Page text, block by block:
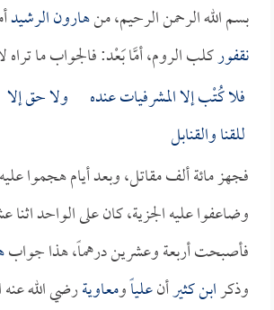
بسم الله الرحمن الرحيم، منهارون الرشيد
نقفوركلب الروم، أمَّا بَعْد: فالجواب ما تراه
فلا كُتْب إلا المشرفيات عنده ولا حق إلا
للقنا والقنابل
فجهز مائة ألف مقاتل، وبعد أيام هجموا عليه
وضاعفوا عليه الجزية، كان على الواحد اثنا
فأصبحت أربعة وعشرين درهماً، هذا جواب
وذكرابن كثيرأنعلياًومعاويةرضي الله عنه